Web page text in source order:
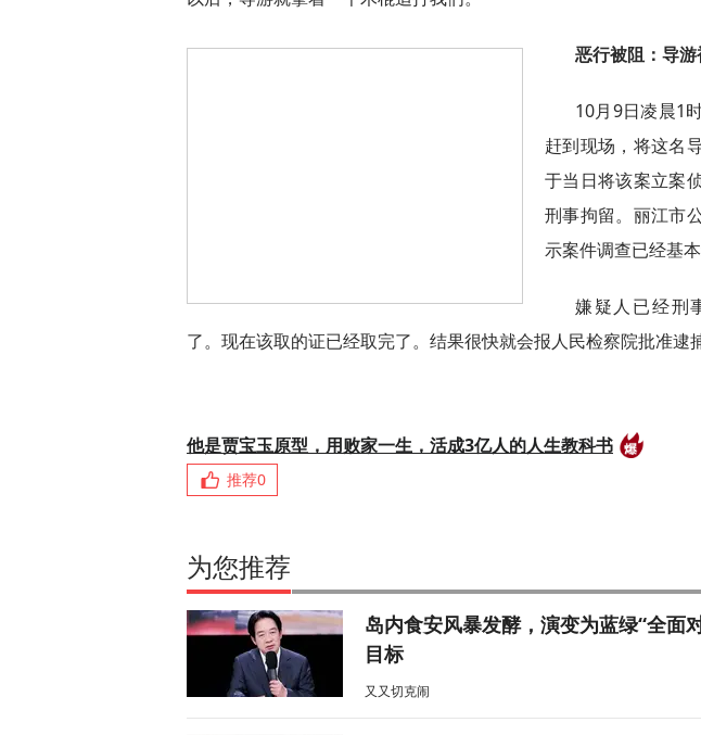
恶行被阻：导
10月9日凌晨1
赶到现场，将这名
于当日将该案立案
刑事拘留。丽江市
示案件调查已经基本
嫌疑人已经刑
了。现在该取的证已经取完了。结果很快就会报人民检察院批准逮捕
他是贾宝玉原型，用败家一生，活成3亿人的人生教科书
推荐0
为您推荐
岛内食安风暴发酵，演变为蓝绿“全面
目标
又又切克闹